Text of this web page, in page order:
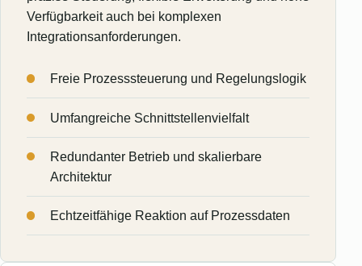
Verfügbarkeit auch bei komplexen
Integrationsanforderungen.
Freie Prozesssteuerung und Regelungslogik
Umfangreiche Schnittstellenvielfalt
Redundanter Betrieb und skalierbare
Architektur
Echtzeitfähige Reaktion auf Prozessdaten